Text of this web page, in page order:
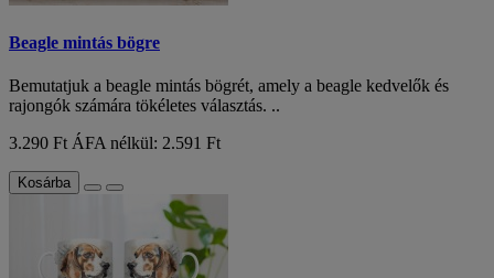
Beagle mintás bögre
Bemutatjuk a beagle mintás bögrét, amely a beagle kedvelők és
rajongók számára tökéletes választás. ..
3.290 FtÁFA nélkül: 2.591 Ft
Kosárba